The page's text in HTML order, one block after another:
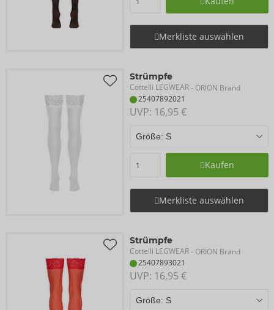
Merkliste auswählen
Strümpfe
Cottelli LEGWEAR- ORION Brand
25407892021
UVP: 16,95 €
Kaufen
Merkliste auswählen
Strümpfe
Cottelli LEGWEAR- ORION Brand
25407893021
UVP: 16,95 €